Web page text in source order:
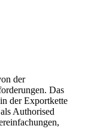
der
Das
der Exportkette
Authorised